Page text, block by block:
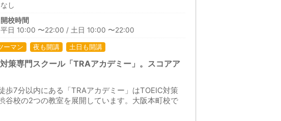
なし
開校時間
平日 10:00 〜22:00 / 土日 10:00 〜22:00
ーマン 夜も開講 土日も開講
策専門スクール「TRAアカデミー」。スコアア
歩7分以内にある「TRAアカデミー」はTOEIC対策
谷校の2つの教室を展開しています。大阪本町校で